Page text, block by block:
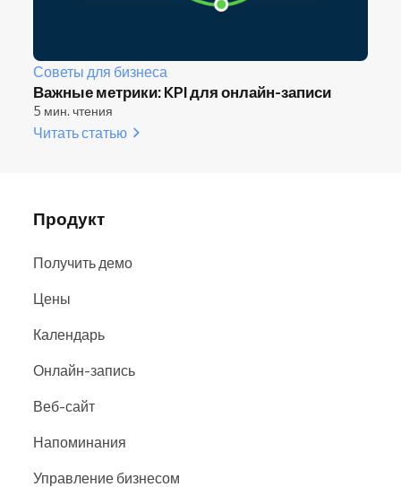
Советы для бизнеса
Важные метрики: KPI для онлайн-записи
5 мин. чтения
Читать статью
Продукт
Получить демо
Цены
Календарь
Онлайн-запись
Веб-сайт
Напоминания
Управление бизнесом